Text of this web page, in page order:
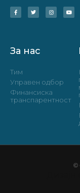
За нас
Тим
Управен одбор
Финансиска
транспарентност
©